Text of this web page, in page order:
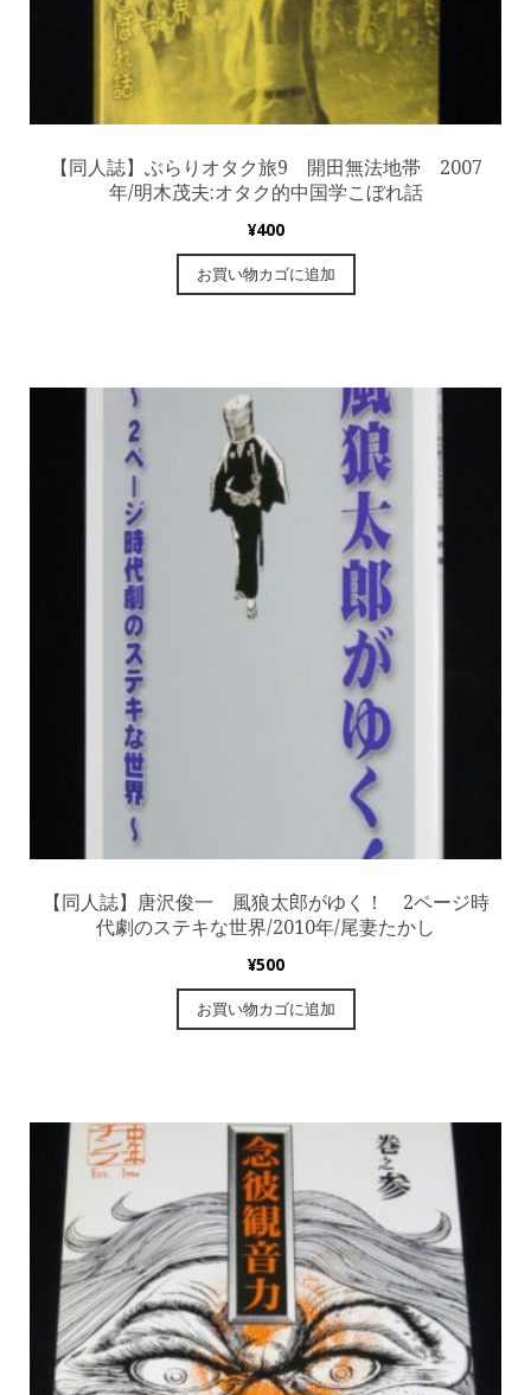
【同人誌】ぶらりオタク旅9 開田無法地帯 2007
年/明木茂夫:オタク的中国学こぼれ話
¥400
お買い物カゴに追加
【同人誌】唐沢俊一 風狼太郎がゆく！ 2ページ時
代劇のステキな世界/2010年/尾妻たかし
¥500
お買い物カゴに追加